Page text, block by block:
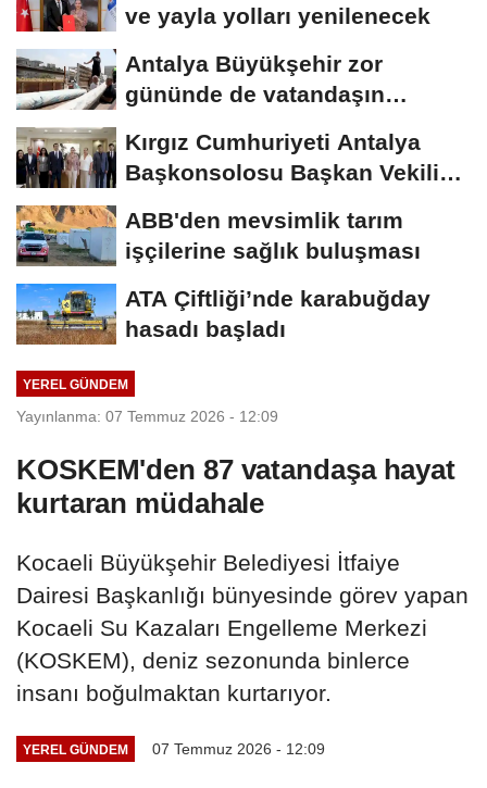
ve yayla yolları yenilenecek
Antalya Büyükşehir zor
gününde de vatandaşın
Kırgız Cumhuriyeti Antalya
Başkonsolosu Başkan Vekili
ABB'den mevsimlik tarım
işçilerine sağlık buluşması
ATA Çiftliği’nde karabuğday
hasadı başladı
YEREL GÜNDEM
Yayınlanma: 07 Temmuz 2026 - 12:09
KOSKEM'den 87 vatandaşa hayat
kurtaran müdahale
Kocaeli Büyükşehir Belediyesi İtfaiye
Dairesi Başkanlığı bünyesinde görev yapan
Kocaeli Su Kazaları Engelleme Merkezi
(KOSKEM), deniz sezonunda binlerce
insanı boğulmaktan kurtarıyor.
YEREL GÜNDEM 07 Temmuz 2026 - 12:09